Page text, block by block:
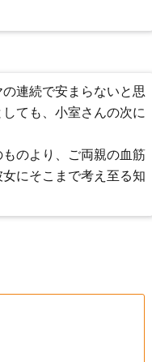
連続で安まらないと思
ても、小室さんの次に
のより、ご両親の血筋
にそこまで考え至る知